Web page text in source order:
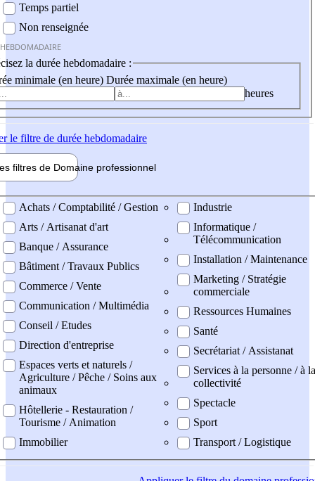
Temps partiel
Non renseignée
la durée hebdomadaire :
minimale (en heure) Durée maximale (en heure)
heures
le filtre de durée hebdomadaire
filtres de Domaine professionnel
professionel
Achats / Comptabilité / Gestion
Arts / Artisanat d'art
Banque / Assurance
Bâtiment / Travaux Publics
Commerce / Vente
Communication / Multimédia
Conseil / Etudes
Direction d'entreprise
Espaces verts et naturels /
Agriculture / Pêche / Soins aux
animaux
Hôtellerie - Restauration /
Tourisme / Animation
Immobilier
Industrie
Informatique /
Télécommunication
Installation / Maintenance
Marketing / Stratégie
commerciale
Ressources Humaines
Santé
Secrétariat / Assistanat
Services à la personne / à la
collectivité
Spectacle
Sport
Transport / Logistique